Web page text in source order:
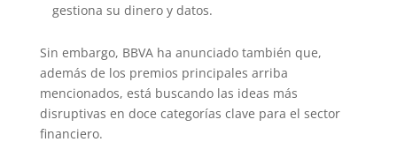
gestiona su dinero y datos.
Sin embargo, BBVA ha anunciado también que,
además de los premios principales arriba
mencionados, está buscando las ideas más
disruptivas en doce categorías clave para el sector
financiero.